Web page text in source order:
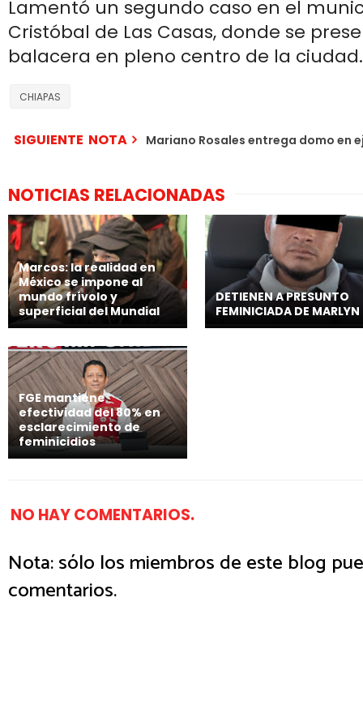
Lamentó un segundo caso en el
Cristóbal de Las Casas, donde se
balacera en pleno centro de la ciudad.
CHIAPAS
SIGUIENTE NOTA Mariano Rosales entrega domo en
NOTICIAS RELACIONADAS
Marcos: la realidad en
México se impone al
mundo frívolo y
superficial del Mundial
DETIENEN A PRESUNTO
FEMINICIADA DE MARLYN
FGE mantiene
efectividad del 80% en
esclarecimiento de
feminicidios
NO HAY COMENTARIOS.
Nota: sólo los miembros de este blog
comentarios.